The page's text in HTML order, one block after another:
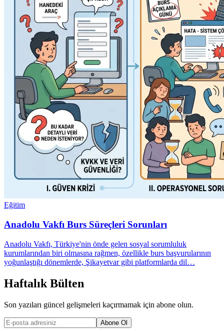
Eğitim
Anadolu Vakfı Burs Süreçleri Sorunları
Anadolu Vakfı, Türkiye'nin önde gelen sosyal sorumluluk
kurumlarından biri olmasına rağmen, özellikle burs başvurularının
yoğunlaştığı dönemlerde, Şikayetvar gibi platformlarda dil…
Haftalık Bülten
Son yazıları güncel gelişmeleri kaçırmamak için abone olun.
Abone Ol